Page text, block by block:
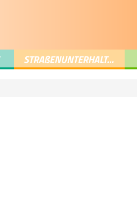
STRAßENUNTERHALTUNG